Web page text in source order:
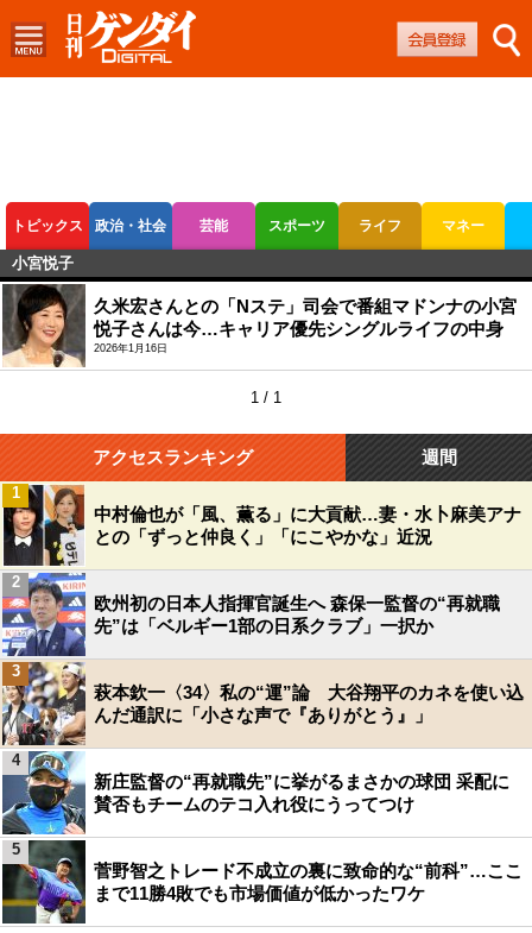
トピックス 政治・社会 芸能 スポーツ ライフ マネー
ボートレース
小宮悦子
久米宏さんとの「Nステ」司会で番組マドンナの小宮
悦子さんは今…キャリア優先シングルライフの中身
2026年1月16日
1 / 1
アクセスランキング 週間
中村倫也が「風、薫る」に大貢献…妻・水卜麻美アナ
との「ずっと仲良く」「にこやかな」近況
1
欧州初の日本人指揮官誕生へ 森保一監督の“再就職
先”は「ベルギー1部の日系クラブ」一択か
2
萩本欽一〈34〉私の“運”論 大谷翔平のカネを使い込
んだ通訳に「小さな声で『ありがとう』」
3
新庄監督の“再就職先”に挙がるまさかの球団 采配に
賛否もチームのテコ入れ役にうってつけ
4
菅野智之トレード不成立の裏に致命的な“前科”…ここ
まで11勝4敗でも市場価値が低かったワケ
5